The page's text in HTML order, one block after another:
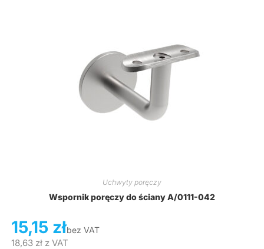
Uchwyty poręczy
Wspornik poręczy do ściany A/0111-042
15,15 złbez VAT
18,63 złz VAT